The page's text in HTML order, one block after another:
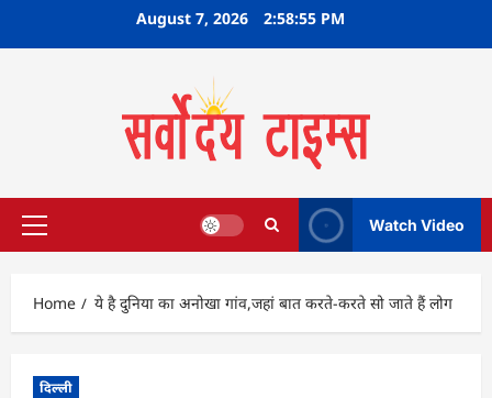
August 7, 2026 2:58:56 PM
Primary
Watch Video
Home ये है दुनिया का अनोखा गांव,जहां बात करते-करते सो जाते हैं लोग
दिल्ली